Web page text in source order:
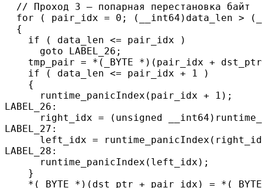
  // Проход 3 — попарная перестановка байт
for ( pair_idx = 0; (__int64)data_len >
  {
    if ( data_len <= pair_idx )
      goto LABEL_26;
tmp_pair = *(_BYTE *)(pair_idx +
    if ( data_len <= pair_idx + 1 )
    {
      runtime_panicIndex(pair_idx + 1);
LABEL_26:
right_idx = (unsigned
LABEL_27:
left_idx =
LABEL_28:
      runtime_panicIndex(left_idx);
    }
*(_BYTE *)(dst_ptr + pair_idx) =